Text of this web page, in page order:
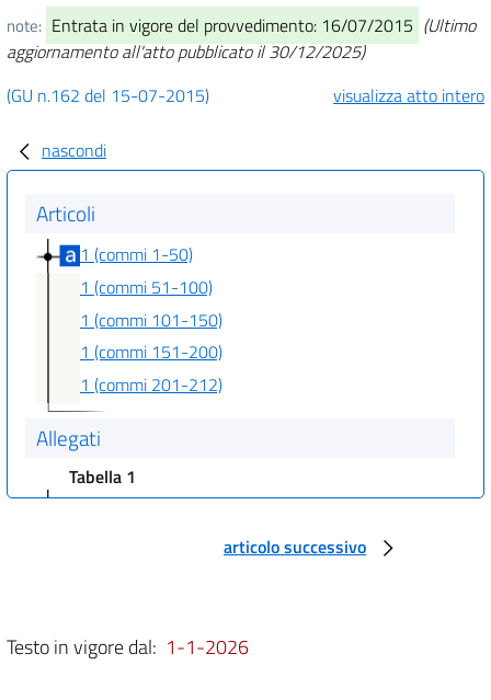
note: Entrata in vigore del provvedimento: 16/07/2015 (Ultimo
aggiornamento all'atto pubblicato il 30/12/2025)
(GU n.162 del 15-07-2015)
visualizza atto intero
nascondi
Articoli
1 (commi 1-50)
1 (commi 51-100)
1 (commi 101-150)
1 (commi 151-200)
1 (commi 201-212)
Allegati
Tabella 1
Tabella 1
articolo successivo
Testo in vigore dal: 1-1-2026